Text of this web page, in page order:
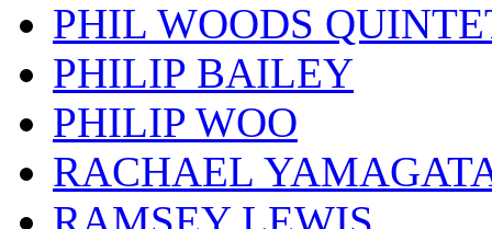
PHIL WOODS
PHILIP BAILEY
PHILIP WOO
RACHAEL